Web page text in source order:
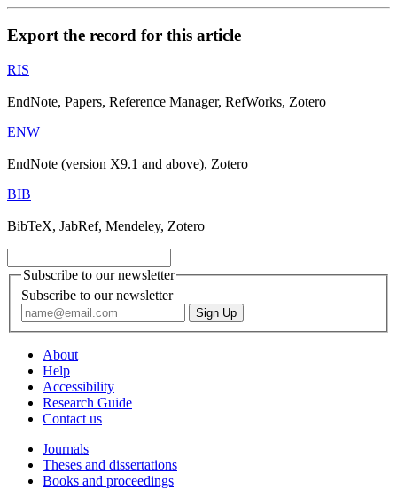
Export the record for this article
RIS
EndNote, Papers, Reference Manager, RefWorks, Zotero
ENW
EndNote (version X9.1 and above), Zotero
BIB
BibTeX, JabRef, Mendeley, Zotero
Subscribe to our newsletter
Subscribe to our newsletter
About
Help
Accessibility
Research Guide
Contact us
Journals
Theses and dissertations
Books and proceedings